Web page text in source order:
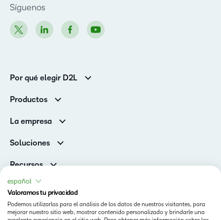
Síguenos
Por qué elegir D2L
Clientes corporativos
Productos
Servicios y asistencia
Asistencia
La empresa
Contactos y ubicaciones
Sala de Prensa
Soluciones
Educación superior
D2L para empresas
Organizaciones de capacitación
Recursos
Blog
eBooks y guías
Webinars
Eventos
Estado
español
Valoramos tu privacidad
Podemos utilizarlas para el análisis de los datos de nuestros visitantes, para
mejorar nuestro sitio web, mostrar contenido personalizado y brindarle una